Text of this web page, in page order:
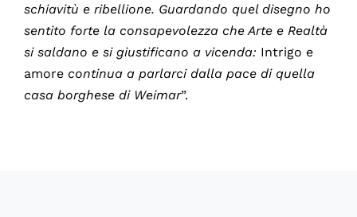
schiavitù e ribellione. Guardando quel disegno ho
sentito forte la consapevolezza che Arte e Realtà
si saldano e si giustificano a vicenda: Intrigo e
amorecontinua a parlarci dalla pace di quella
casa borghese di Weimar”.